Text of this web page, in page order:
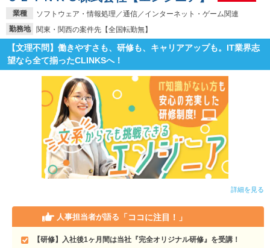
業種
ソフトウェア・情報処理／通信／インターネット・ゲーム関連
勤務地
関東・関西の案件先【全国転勤無】
【文理不問】働きやすさも、研修も、キャリアアップも。IT業界志
望なら全て揃ったCLINKSへ！
詳細を見る
人事担当者が語る 「ココに注目！」
【研修】入社後1ヶ月間は当社『完全オリジナル研修』を受講！